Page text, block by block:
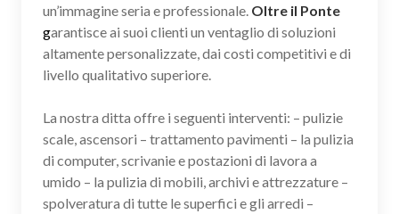
un’immagine seria e professionale. Oltre il Ponte
garantisce ai suoi clienti un ventaglio di soluzioni
altamente personalizzate, dai costi competitivi e di
livello qualitativo superiore.
La nostra ditta offre i seguenti interventi: – pulizie
scale, ascensori – trattamento pavimenti – la pulizia
di computer, scrivanie e postazioni di lavora a
umido – la pulizia di mobili, archivi e attrezzature –
spolveratura di tutte le superfici e gli arredi –